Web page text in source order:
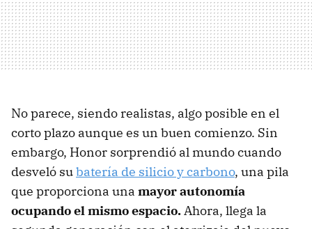
No parece, siendo realistas, algo posible en el
corto plazo aunque es un buen comienzo. Sin
embargo, Honor sorprendió al mundo cuando
desveló subatería de silicio y carbono, una pila
que proporciona una mayor autonomía
ocupando el mismo espacio.Ahora, llega la